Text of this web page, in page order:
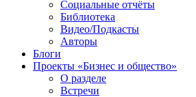
Социальные отчёты
Библиотека
Видео/Подкасты
Авторы
Блоги
Проекты «Бизнес и общество»
О разделе
Встречи